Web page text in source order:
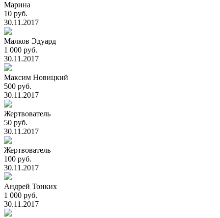
Марина
10 руб.
30.11.2017
Малков Эдуард
1 000 руб.
30.11.2017
Максим Новицкий
500 руб.
30.11.2017
Жертвователь
50 руб.
30.11.2017
Жертвователь
100 руб.
30.11.2017
Андрей Тонких
1 000 руб.
30.11.2017